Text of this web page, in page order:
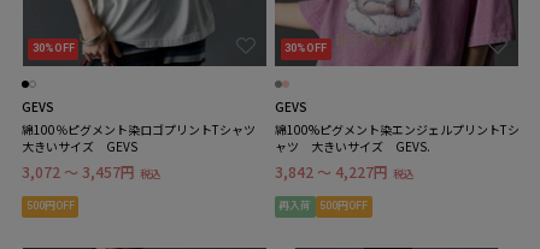
30%OFF
GEVS
綿100％ピグメント染ロゴプリントTシャツ
大きいサイズ GEVS
3,072 ～ 3,457円 税込
500円OFF
30%OFF
GEVS
綿100%ピグメント染エンジェルプリントTシ
ャツ 大きいサイズ GEVS.
3,842 ～ 4,227円 税込
再入荷 500円OFF